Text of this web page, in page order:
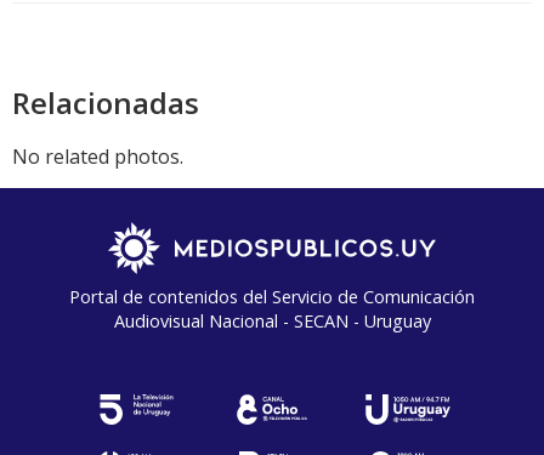
Relacionadas
No related photos.
Portal de contenidos del Servicio de Comunicación
Audiovisual Nacional - SECAN - Uruguay